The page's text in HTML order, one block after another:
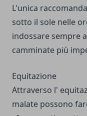
L'unica
sotto il sole nelle
indossare sempre
camminate più
Equitazione
Attraverso l'
malate possono